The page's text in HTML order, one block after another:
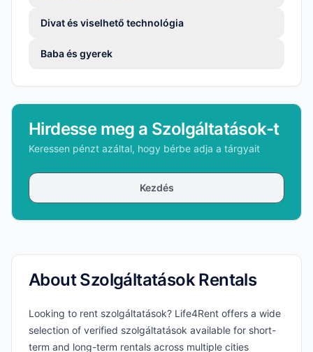
Divat és viselhető technológia
Baba és gyerek
Hirdesse meg a Szolgáltatások-t
Keressen pénzt azáltal, hogy bérbe adja a tárgyait
Kezdés
About Szolgáltatások Rentals
Looking to rent szolgáltatások? Life4Rent offers a wide
selection of verified szolgáltatások available for short-
term and long-term rentals across multiple cities